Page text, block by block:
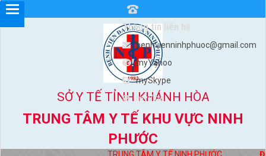
SỞ Y TẾ TỈNH KHÁNH HÒA
TRUNG TÂM Y TẾ KHU VỰC NINH
PHƯỚC
Thông tin liên hệ
benhvienninhphuoc@gmail.com
myYahoo
mySkype
myViber